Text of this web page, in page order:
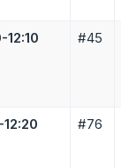
12:10 #45
12:20 #76